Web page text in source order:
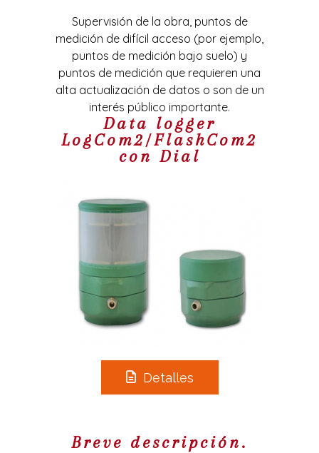
Supervisión de la obra, puntos de
medición de difícil acceso (por ejemplo,
puntos de medición bajo suelo) y
puntos de medición que requieren una
alta actualización de datos o son de un
interés público importante.
Data logger
LogCom2/FlashCom2
con Dial
Detalles
Breve descripción.